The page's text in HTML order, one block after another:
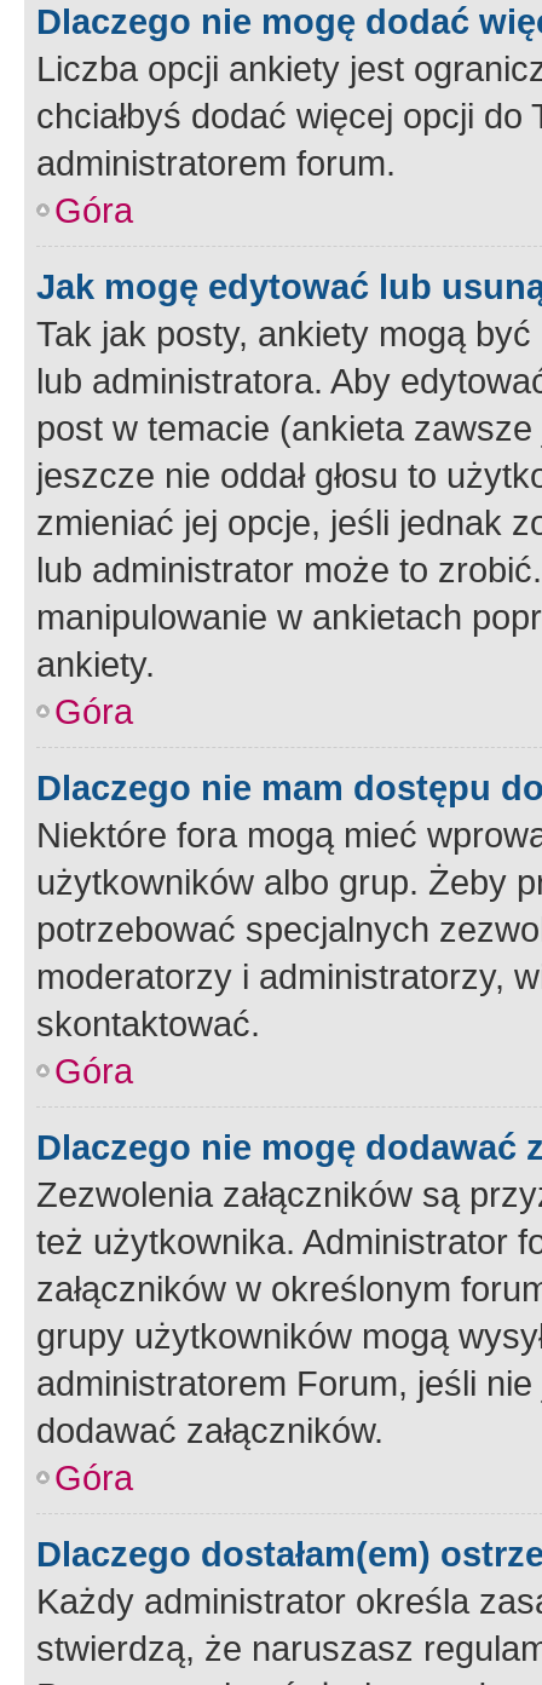
Dlaczego nie mogę dodać
Liczba opcji ankiety jest
chciałbyś dodać więcej opcji
administratorem forum.
Góra
Jak mogę edytować lub
Tak jak posty, ankiety mogą
lub administratora. Aby
post w temacie (ankieta
jeszcze nie oddał głosu to
zmieniać jej opcje, jeśli jednak
lub administrator może to
manipulowanie w ankietach
ankiety.
Góra
Dlaczego nie mam dostępu
Niektóre fora mogą mieć
użytkowników albo grup. Żeby
potrzebować specjalnych
moderatorzy i administratorzy,
skontaktować.
Góra
Dlaczego nie mogę dodawać
Zezwolenia załączników są
też użytkownika. Administrator
załączników w określonym
grupy użytkowników mogą
administratorem Forum, jeśli
dodawać załączników.
Góra
Dlaczego dostałam(em)
Każdy administrator określa
stwierdzą, że naruszasz